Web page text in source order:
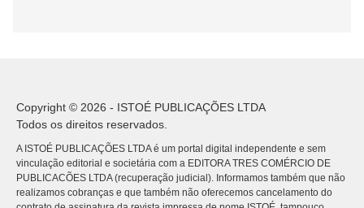
Copyright © 2026 - ISTOÉ PUBLICAÇÕES LTDA
Todos os direitos reservados.
A ISTOÉ PUBLICAÇÕES LTDA é um portal digital independente e sem
vinculação editorial e societária com a EDITORA TRES COMÉRCIO DE
PUBLICACÕES LTDA (recuperação judicial). Informamos também que não
realizamos cobranças e que também não oferecemos cancelamento do